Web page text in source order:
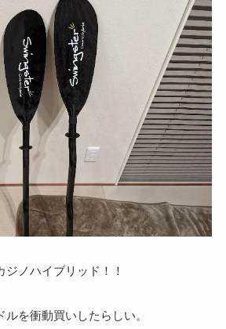
ノハイブリッド！！
を衝動買いしたらしい。